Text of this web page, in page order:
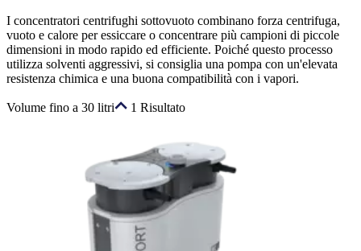
I concentratori centrifughi sottovuoto combinano forza centrifuga,
vuoto e calore per essiccare o concentrare più campioni di piccole
dimensioni in modo rapido ed efficiente. Poiché questo processo
utilizza solventi aggressivi, si consiglia una pompa con un'elevata
resistenza chimica e una buona compatibilità con i vapori.
Volume fino a 30 litri 1 Risultato